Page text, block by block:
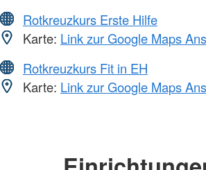
Rotkreuzkurs Erste Hilfe
Karte: Link zur Google Maps
Rotkreuzkurs Fit in EH
Karte: Link zur Google Maps